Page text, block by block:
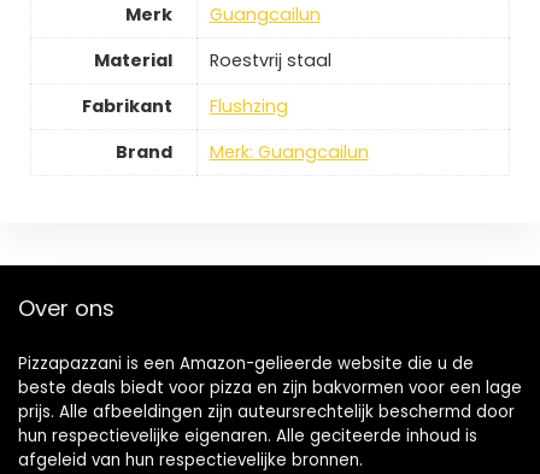
Merk
Guangcailun
Material
Roestvrij staal
Fabrikant
Flushzing
Brand
Merk: Guangcailun
Over ons
Pizzapazzani is een Amazon-gelieerde website die u de
beste deals biedt voor pizza en zijn bakvormen voor een lage
prijs. Alle afbeeldingen zijn auteursrechtelijk beschermd door
hun respectievelijke eigenaren. Alle geciteerde inhoud is
afgeleid van hun respectievelijke bronnen.